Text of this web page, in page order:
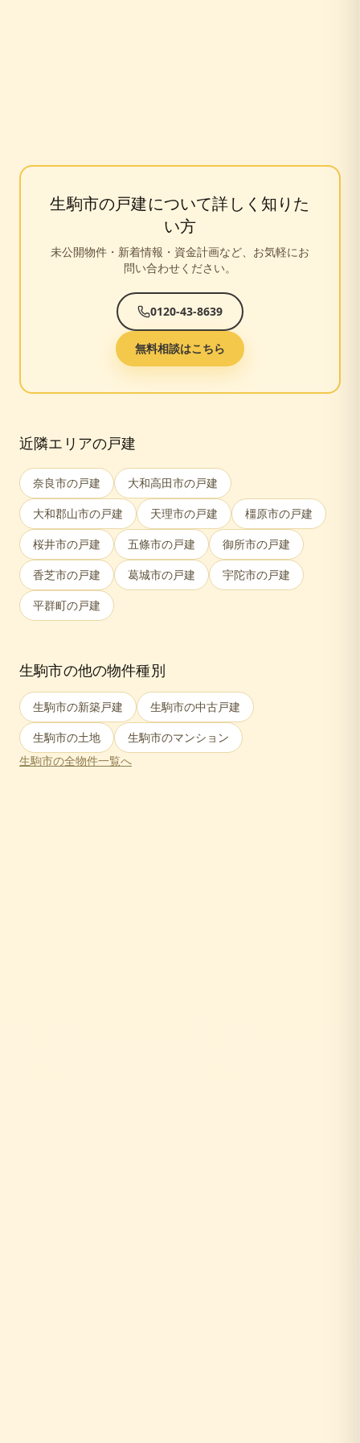
生駒市の戸建について詳しく知りた
い方
未公開物件・新着情報・資金計画など、お気軽にお
問い合わせください。
0120-43-8639
無料相談はこちら
近隣エリアの戸建
奈良市の戸建 大和高田市の戸建
大和郡山市の戸建 天理市の戸建 橿原市の戸建
桜井市の戸建 五條市の戸建 御所市の戸建
香芝市の戸建 葛城市の戸建 宇陀市の戸建
平群町の戸建
生駒市の他の物件種別
生駒市の新築戸建 生駒市の中古戸建
生駒市の土地 生駒市のマンション
生駒市の全物件一覧へ